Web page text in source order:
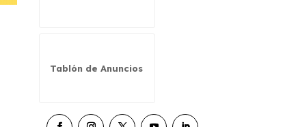
Tablón de Anuncios